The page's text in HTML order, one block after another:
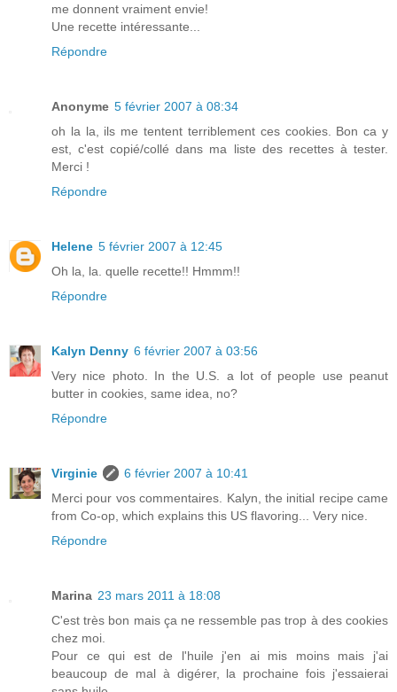
me donnent vraiment envie!
Une recette intéressante...
Répondre
Anonyme 5 février 2007 à 08:34
oh la la, ils me tentent terriblement ces cookies. Bon ca y
est, c'est copié/collé dans ma liste des recettes à tester.
Merci !
Répondre
Helene 5 février 2007 à 12:45
Oh la, la. quelle recette!! Hmmm!!
Répondre
Kalyn Denny 6 février 2007 à 03:56
Very nice photo. In the U.S. a lot of people use peanut
butter in cookies, same idea, no?
Répondre
Virginie
6 février 2007 à 10:41
Merci pour vos commentaires. Kalyn, the initial recipe came
from Co-op, which explains this US flavoring... Very nice.
Répondre
Marina 23 mars 2011 à 18:08
C'est très bon mais ça ne ressemble pas trop à des cookies
chez moi.
Pour ce qui est de l'huile j'en ai mis moins mais j'ai
beaucoup de mal à digérer, la prochaine fois j'essaierai